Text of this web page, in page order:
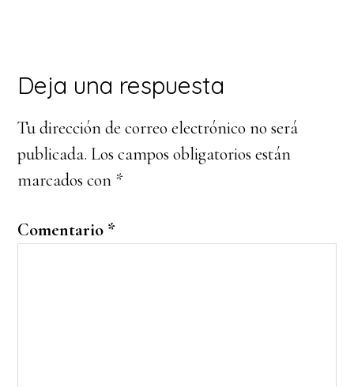
Interacciones
con
los
lectores
Deja una respuesta
Tu dirección de correo electrónico no será
publicada. Los campos obligatorios están
marcados con *
Comentario *